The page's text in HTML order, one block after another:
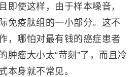
即使这样，由于样本噪音，
免疫肽组的一小部分。这不
，哪怕对最有钱的癌症患者
瘤大小太“苛刻”了，而且冷
本身就不常见。